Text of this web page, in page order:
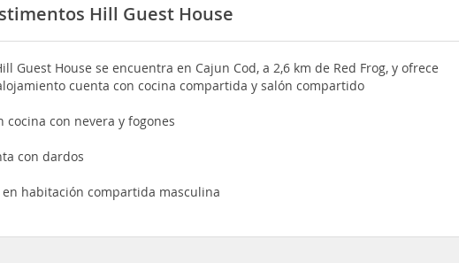
Hill Guest House
Guest House se encuentra en Cajun Cod, a 2,6 km de Red Frog, y ofrece
cuenta con cocina compartida y salón compartido
cocina con nevera y fogones
con dardos
habitación compartida masculina